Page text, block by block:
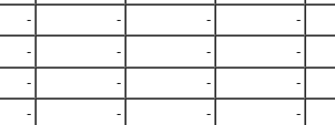
- - - -
- - - -
- - - -
- - - -